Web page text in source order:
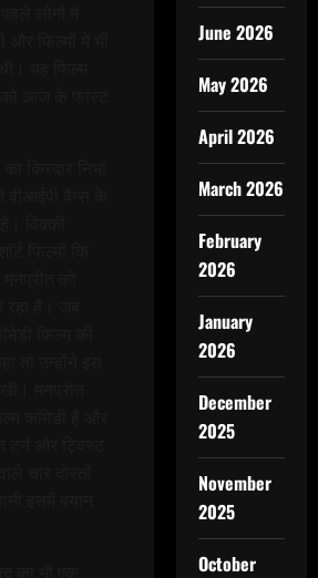
June 2026
May 2026
April 2026
March 2026
February
2026
January
2026
December
2025
November
2025
October